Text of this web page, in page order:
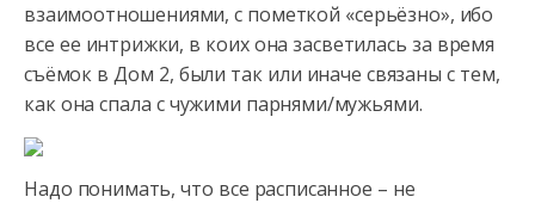
взаимоотношениями, с пометкой «серьёзно», ибо
все ее интрижки, в коих она засветилась за время
съёмок в Дом 2, были так или иначе связаны с тем,
как она спала с чужими парнями/мужьями.
Надо понимать, что все расписанное – не